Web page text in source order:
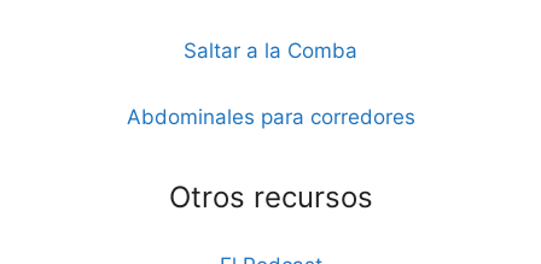
Saltar a la Comba
Abdominales para corredores
Otros recursos